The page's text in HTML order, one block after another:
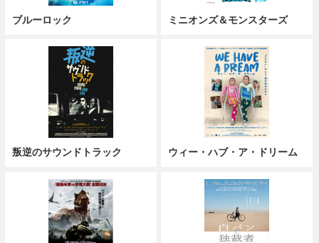
ブルーロック ミニオンズ＆モンスターズ
叛逆のサウンドトラック ウィー・ハブ・ア・ドリーム